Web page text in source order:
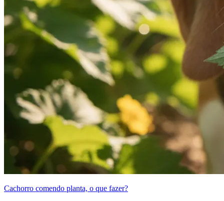
Cachorro comendo planta, o que fazer?